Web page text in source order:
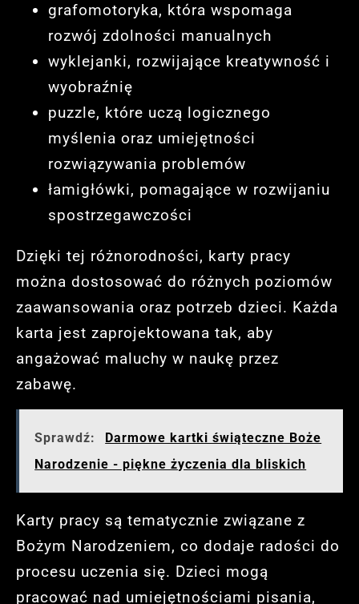
grafomotoryka, która wspomaga
rozwój zdolności manualnych
wyklejanki, rozwijające kreatywność i
wyobraźnię
puzzle, które uczą logicznego
myślenia oraz umiejętności
rozwiązywania problemów
łamigłówki, pomagające w rozwijaniu
spostrzegawczości
Dzięki tej różnorodności, karty pracy
można dostosować do różnych poziomów
zaawansowania oraz potrzeb dzieci. Każda
karta jest zaprojektowana tak, aby
angażować maluchy w naukę przez
zabawę.
Sprawdź:
Darmowe kartki świąteczne Boże
Narodzenie - piękne życzenia dla bliskich
Karty pracy są tematycznie związane z
Bożym Narodzeniem, co dodaje radości do
procesu uczenia się. Dzieci mogą
pracować nad umiejętnościami pisania,